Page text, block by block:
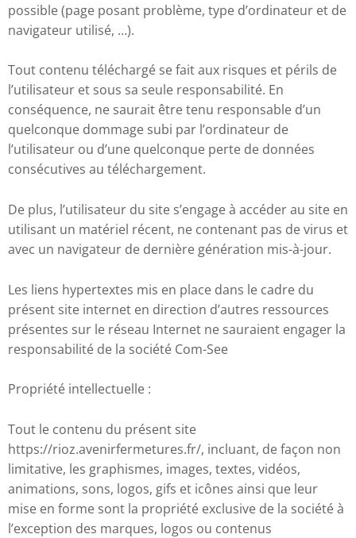
possible (page posant problème, type d’ordinateur et de
navigateur utilisé, …).
Tout contenu téléchargé se fait aux risques et périls de
l’utilisateur et sous sa seule responsabilité. En
conséquence, ne saurait être tenu responsable d’un
quelconque dommage subi par l’ordinateur de
l’utilisateur ou d’une quelconque perte de données
consécutives au téléchargement.
De plus, l’utilisateur du site s’engage à accéder au site en
utilisant un matériel récent, ne contenant pas de virus et
avec un navigateur de dernière génération mis-à-jour.
Les liens hypertextes mis en place dans le cadre du
présent site internet en direction d’autres ressources
présentes sur le réseau Internet ne sauraient engager la
responsabilité de la société Com-See
Propriété intellectuelle :
Tout le contenu du présent site
https://rioz.avenirfermetures.fr/, incluant, de façon non
limitative, les graphismes, images, textes, vidéos,
animations, sons, logos, gifs et icônes ainsi que leur
mise en forme sont la propriété exclusive de la société à
l’exception des marques, logos ou contenus